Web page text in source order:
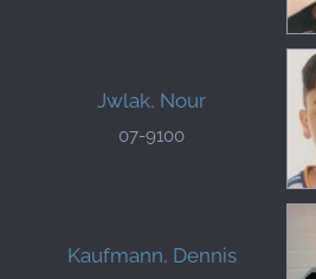
Jwlak, Nour
07-9100
Kaufmann, Dennis